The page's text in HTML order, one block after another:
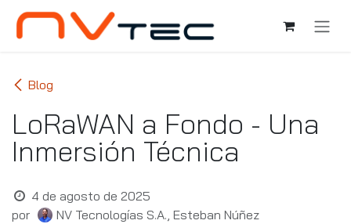
Ir al contenido
Blog
LoRaWAN a Fondo - Una
Inmersión Técnica
4 de agosto de 2025
por
NV Tecnologías S.A., Esteban Núñez